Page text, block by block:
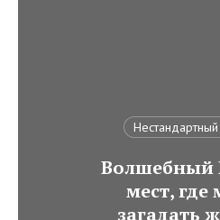
Волшебный
мест,
загадать